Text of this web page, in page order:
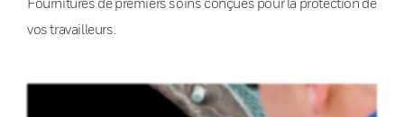
vos travailleurs.